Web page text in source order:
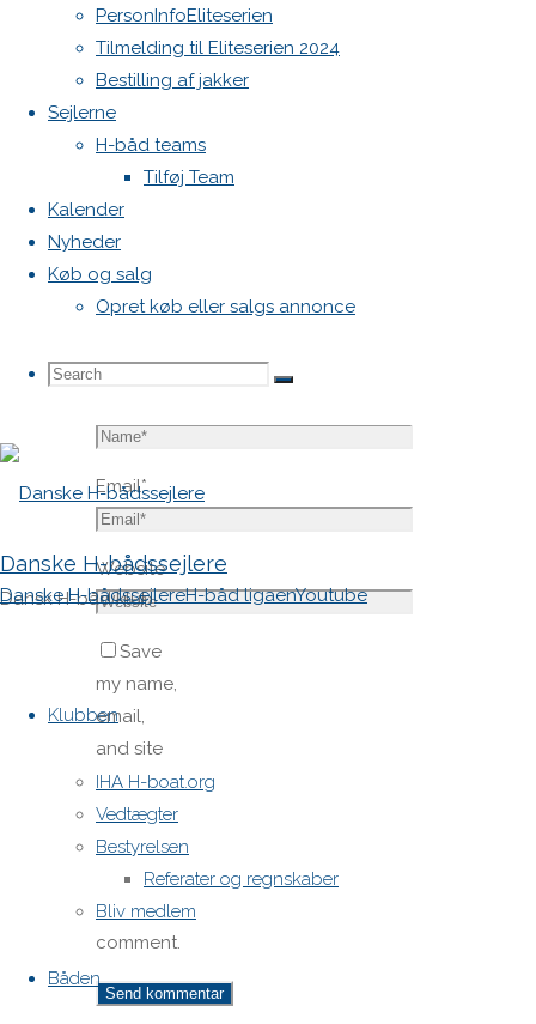
PersonInfoEliteserien
Tilmelding til Eliteserien 2024
Bestilling af jakker
Sejlerne
H-båd teams
Tilføj Team
Kalender
Nyheder
Køb og salg
Opret køb eller salgs annonce
Search
Search
Search
Danske H-bådssejlere
Dansk H-båd klub
Danske H-bådssejlereH-båd ligaenYoutube
Klubben
IHA H-boat.org
Vedtægter
Bestyrelsen
Referater og regnskaber
Bliv medlem
Båden
publiceret.
Krævede
felter er
markeret
med*
Comment
Email*
Website
Save
my name,
email,
and site
URL in my
browser
for next
time I
post a
comment.